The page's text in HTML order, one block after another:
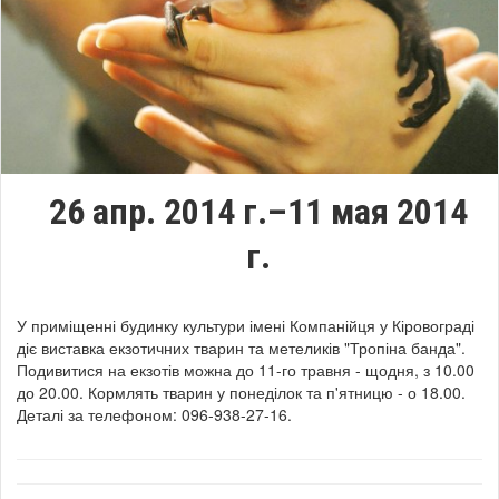
26 апр. 2014 г.–11 мая 2014
г.
У приміщенні будинку культури імені Компанійця у Кіровограді
діє виставка екзотичних тварин та метеликів "Тропіна банда".
Подивитися на екзотів можна до 11-го травня - щодня, з 10.00
до 20.00. Кормлять тварин у понеділок та п'ятницю - о 18.00.
Деталі за телефоном: 096-938-27-16.